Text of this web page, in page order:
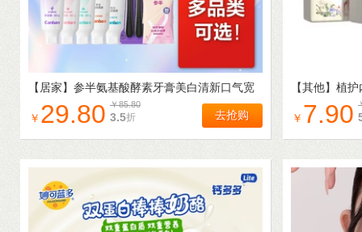
【居家】 参半氨基酸酵素牙膏美白清新口气宽
头软毛牙刷家庭成人-TK
￥ 29.80 ￥85.80
3.5折 去抢购
【其他】 植护
螨男女专洗
￥ 7.90